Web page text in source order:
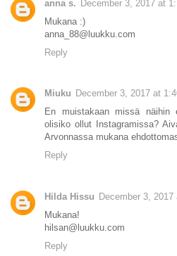
anna s. December 3, 2017 at
Mukana :)
anna_88@luukku.com
Reply
Miuku December 3, 2017 at
En muistakaan missä näihin
olisiko ollut Instagramissa?
Arvonnassa mukana
Reply
Hilda Hissu December 3, 2017
Mukana!
hilsan@luukku.com
Reply